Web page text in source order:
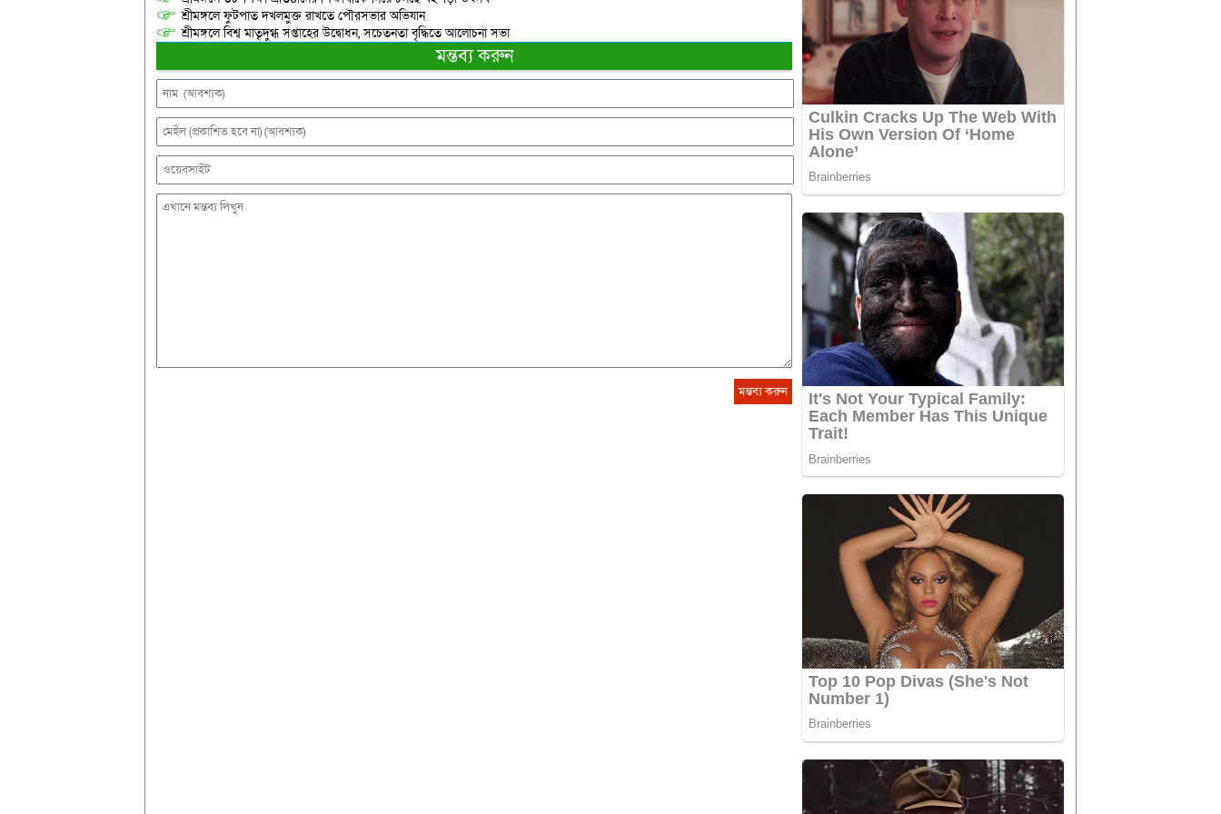
শ্রীমঙ্গলে ফুটপাত দখলমুক্ত রাখতে পৌরসভার অভিযান
শ্রীমঙ্গলে বিশ্ব মাতৃদুগ্ধ সপ্তাহের উদ্বোধন, সচেতনতা বৃদ্ধিতে আলোচনা সভা
মন্তব্য করুন